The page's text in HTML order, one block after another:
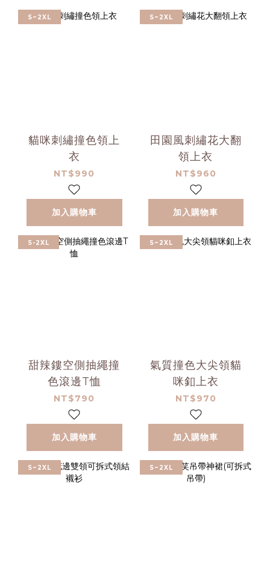
S~2XL
貓咪刺繡撞色領上
衣
NT$990
加入購物車
S~2XL
田園風刺繡花大翻
領上衣
NT$960
加入購物車
S-2XL
甜辣鏤空側抽繩撞
色滾邊T恤
NT$790
加入購物車
S~2XL
氣質撞色大尖領貓
咪釦上衣
NT$970
加入購物車
S~2XL S~2XL